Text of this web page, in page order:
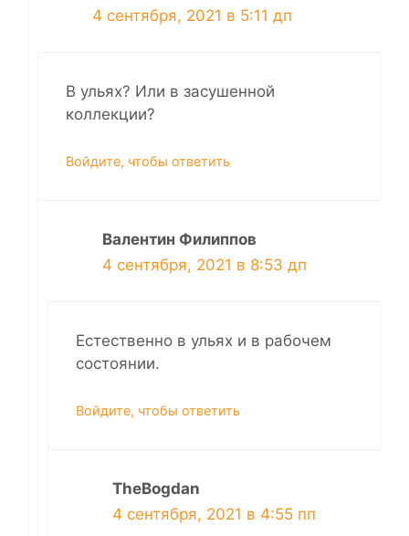
4 сентября, 2021 в 5:11 дп
В ульях? Или в засушенной
коллекции?
Войдите, чтобы ответить
Валентин Филиппов
4 сентября, 2021 в 8:53 дп
Естественно в ульях и в рабочем
состоянии.
Войдите, чтобы ответить
TheBogdan
4 сентября, 2021 в 4:55 пп